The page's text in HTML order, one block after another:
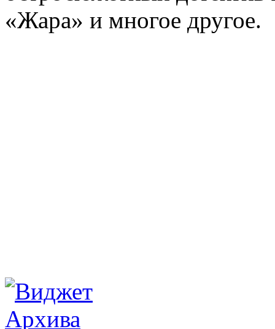
«Жара» и многое другое.